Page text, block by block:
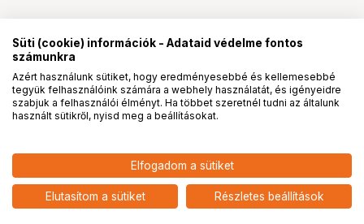
Insta360 mindennapi oldaltáska
(szürke)
add
PROpartnerségek
Süti (cookie) információk - Adataid védelme fontos
számunkra
Azért használunk sütiket, hogy eredményesebbé és kellemesebbé
tegyük felhasználóink számára a webhely használatát, és igényeidre
szabjuk a felhasználói élményt. Ha többet szeretnél tudni az általunk
használt sütikről, nyisd meg a beállításokat.
Elfogadom a sütiket
Elutasítom a sütiket Részletes beállítások